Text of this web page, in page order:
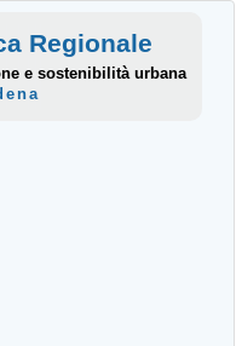
Regionale
e sostenibilità urbana